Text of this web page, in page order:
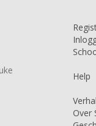
Help
Over